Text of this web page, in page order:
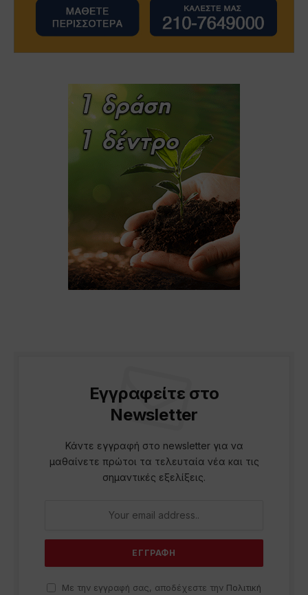
Εγγραφείτε στο
Newsletter
Κάντε εγγραφή στο newsletter για να
μαθαίνετε πρώτοι τα τελευταία νέα και τις
σημαντικές εξελίξεις.
Με την εγγραφή σας, αποδέχεστε την Πολιτική